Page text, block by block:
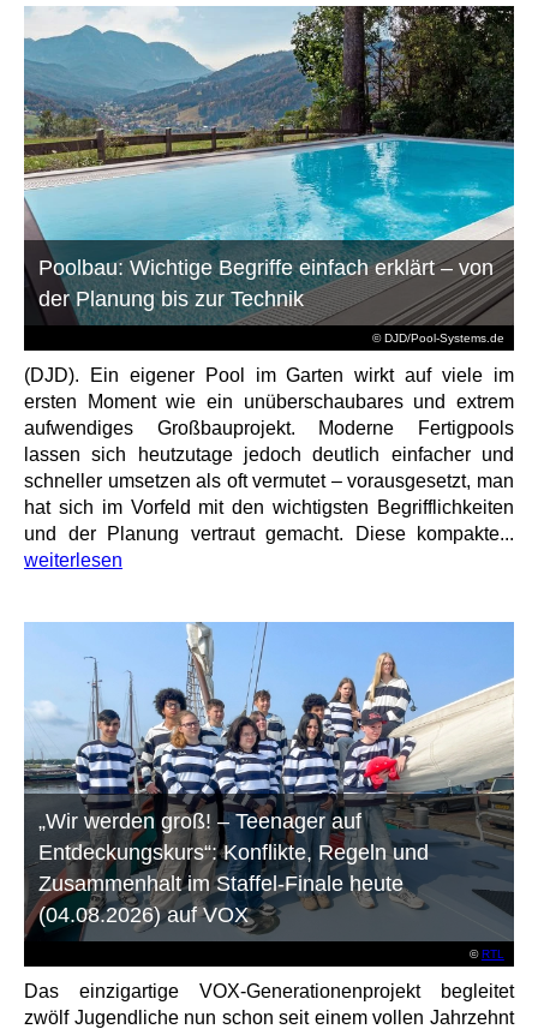
© DJD/Pool-Systems.de
Poolbau: Wichtige Begriffe einfach erklärt – von
der Planung bis zur Technik
(DJD). Ein eigener Pool im Garten wirkt auf viele im
ersten Moment wie ein unüberschaubares und extrem
aufwendiges Großbauprojekt. Moderne Fertigpools
lassen sich heutzutage jedoch deutlich einfacher und
schneller umsetzen als oft vermutet – vorausgesetzt, man
hat sich im Vorfeld mit den wichtigsten Begrifflichkeiten
und der Planung vertraut gemacht. Diese kompakte...
weiterlesen
©RTL
„Wir werden groß! – Teenager auf
Entdeckungskurs“: Konflikte, Regeln und
Zusammenhalt im Staffel-Finale heute
(04.08.2026) auf VOX
Das einzigartige VOX-Generationenprojekt begleitet
zwölf Jugendliche nun schon seit einem vollen Jahrzehnt